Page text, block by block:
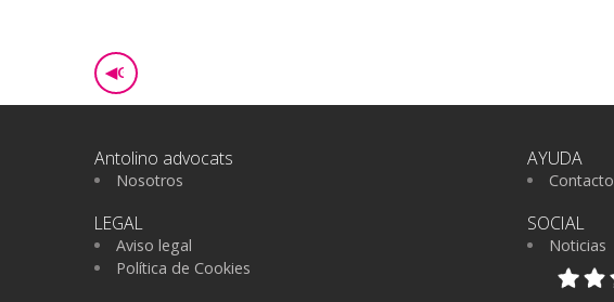
◀GO BACK
Antolino advocats
Nosotros
LEGAL
Aviso legal
Política de Cookies
AYUDA
Contacto
SOCIAL
Noticias